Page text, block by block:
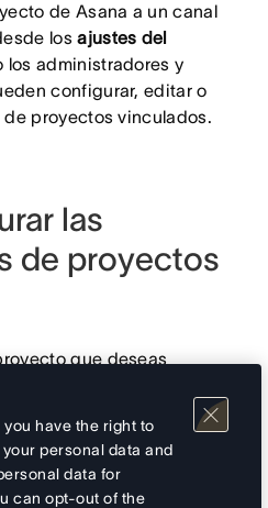
de Asana a un canal
losajustes del
los administradores y
configurar, editar o
proyectos vinculados.
las
de proyectos
que deseas
debajo deSlack. Sigue las
el canal de Slack al que
notificaciones.
have the right to
personal data and
data for
can opt-out of the